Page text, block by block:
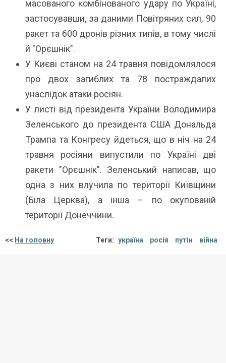
масованого комбінованого удару по Україні,
застосувавши, за даними Повітряних сил, 90
ракет та 600 дронів різних типів, в тому числі
й "Орєшнік".
У Києві станом на 24 травня повідомлялося
про двох загиблих та 78 постраждалих
унаслідок атаки росіян.
У листі від президента України Володимира
Зеленського до президента США Дональда
Трампа та Конгресу йдеться, що в ніч на 24
травня росіяни випустили по Україні дві
ракети "Орєшнік". Зеленський написав, що
одна з них влучила по території Київщини
(Біла Церква), а інша – по окупованій
території Донеччини.
<< На головну Теги: україна росія путін війна